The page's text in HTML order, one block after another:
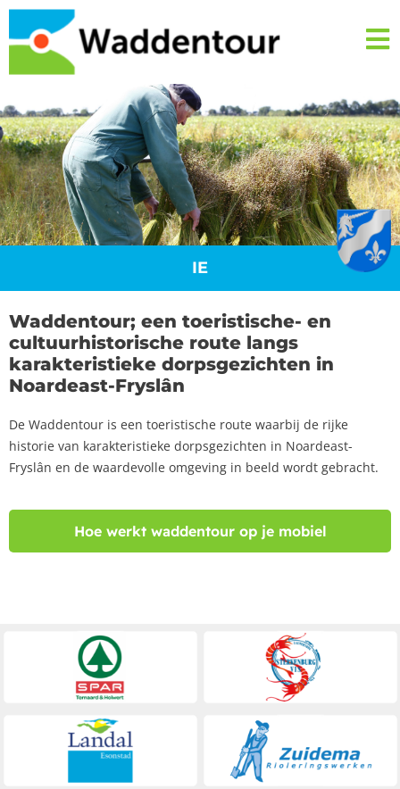
IE
Waddentour; een toeristische- en
cultuurhistorische route langs
karakteristieke dorpsgezichten in
Noardeast-Fryslân
De Waddentour is een toeristische route waarbij de rijke
historie van karakteristieke dorpsgezichten in Noardeast-
Fryslân en de waardevolle omgeving in beeld wordt gebracht.
Hoe werkt waddentour op je mobiel